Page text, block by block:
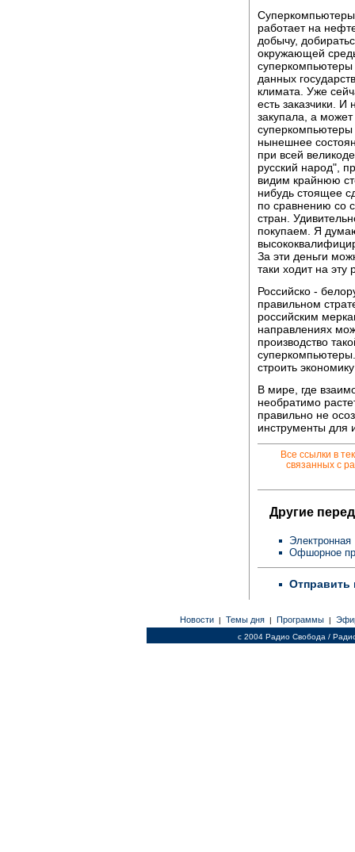
работает на
добычу,
окружающей
суперкомпьютеры
данных
климата. Уже
есть заказчики. И
закупала, а
суперкомпьютеры
нынешнее
при всей
русский народ",
видим крайнюю
нибудь стоящее
по сравнению со
стран.
покупаем. Я
За эти деньги
таки ходит на эту
Российско -
правильном
российским
направлениях
производство
строить
В мире, где
необратимо
правильно не
инструменты для
Все ссылки в
связанных с
Другие
Электронная
Офшорное
Отправить
Новости | Темы дня | Программы |
c 2004 Радио Свобода /